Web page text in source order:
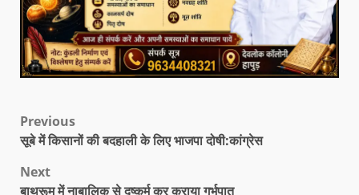
Previous
सूबे में किसानों की बदहाली के लिए भाजपा दोषी:कांग्रेस
Next
बाथरूम में नाबालिक से दुष्कर्म कर कराया गर्भपात